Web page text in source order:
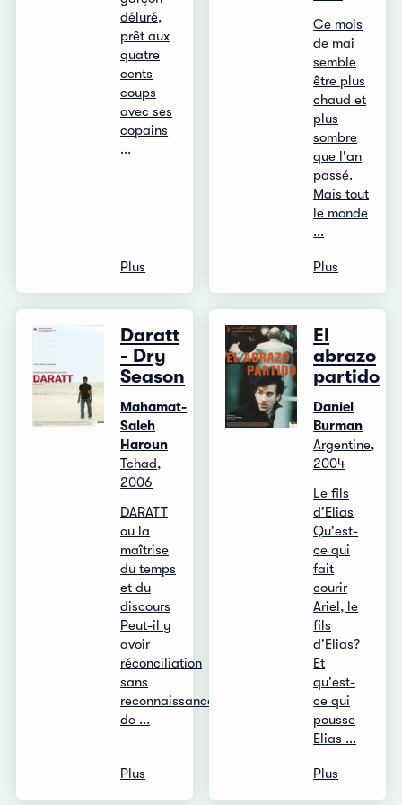
déluré,
prêt aux
quatre
cents
coups
avec ses
copains
...
Plus
Ce mois
de mai
semble
être plus
chaud et
plus
sombre
que l'an
passé.
Mais tout
le monde
...
Plus
Daratt
- Dry
Season
Mahamat-
Saleh
Haroun
Tchad,
2006
DARATT
ou la
maîtrise
du temps
et du
discours
Peut-il y
avoir
réconciliation
sans
reconnaissance
de ...
Plus
El
abrazo
partido
Daniel
Burman
Argentine,
2004
Le fils
d'Elias
Qu'est-
ce qui
fait
courir
Ariel, le
fils
d'Elias?
Et
qu'est-
ce qui
pousse
Elias ...
Plus